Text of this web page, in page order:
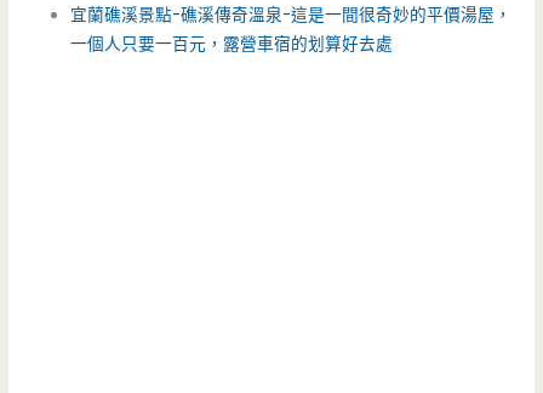
宜蘭礁溪景點-礁溪傳奇溫泉-這是一間很奇妙的平價湯屋，
一個人只要一百元，露營車宿的划算好去處